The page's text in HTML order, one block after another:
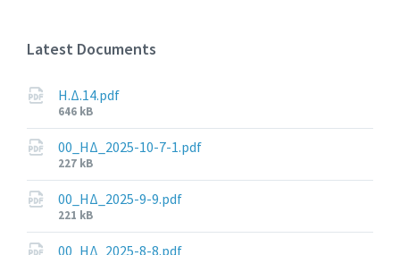
Latest Documents
Η.Δ.14.pdf
File
size:
646 kB
00_ΗΔ_2025-10-7-1.pdf
File
size:
227 kB
00_ΗΔ_2025-9-9.pdf
File
size:
221 kB
00_ΗΔ_2025-8-8.pdf